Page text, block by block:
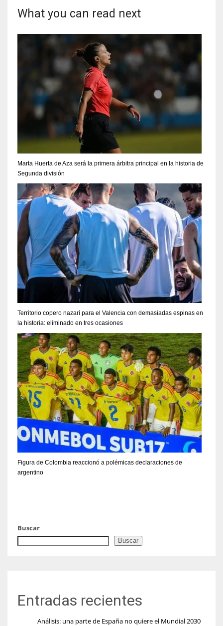
What you can read next
Marta Huerta de Aza será la primera árbitra principal en la historia de
Segunda división
Territorio copero nazarí para el Valencia con demasiadas espinas en
la historia: eliminado en tres ocasiones
Figura de Colombia reaccionó a polémicas declaraciones de
argentino
Buscar
Buscar
Entradas recientes
Análisis: una parte de España no quiere el Mundial 2030